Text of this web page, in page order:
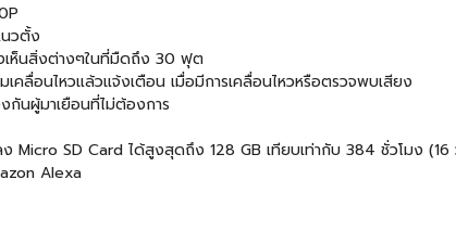
วตั้ง
เห็นสิ่งต่างๆในที่มืดถึง 30 ฟุต
ลื่อนไหวแล้วแจ้งเตือน เมื่อมีการเคลื่อนไหวหรือตรวจพบเสียง
นผู้มาเยือนที่ไม่ต้องการ
Micro SD Card ได้สูงสุดถึง 128 GB เทียบเท่ากับ 384 ชั่วโมง (16
Alexa